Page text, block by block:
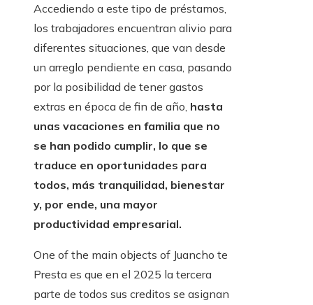
Accediendo a este tipo de préstamos,
los trabajadores encuentran alivio para
diferentes situaciones, que van desde
un arreglo pendiente en casa, pasando
por la posibilidad de tener gastos
extras en época de fin de año, hasta
unas vacaciones en familia que no
se han podido cumplir, lo que se
traduce en oportunidades para
todos, más tranquilidad, bienestar
y, por ende, una mayor
productividad empresarial.
One of the main objects of Juancho te
Presta es que en el 2025 la tercera
parte de todos sus creditos se asignan